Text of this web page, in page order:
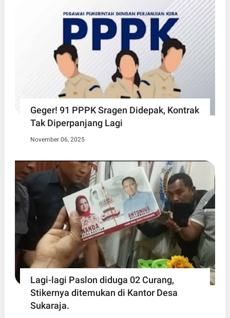
Geger! 91 PPPK Sragen Didepak, Kontrak
Tak Diperpanjang Lagi
November 06, 2025
Lagi-lagi Paslon diduga 02 Curang,
Stikernya ditemukan di Kantor Desa
Sukaraja.